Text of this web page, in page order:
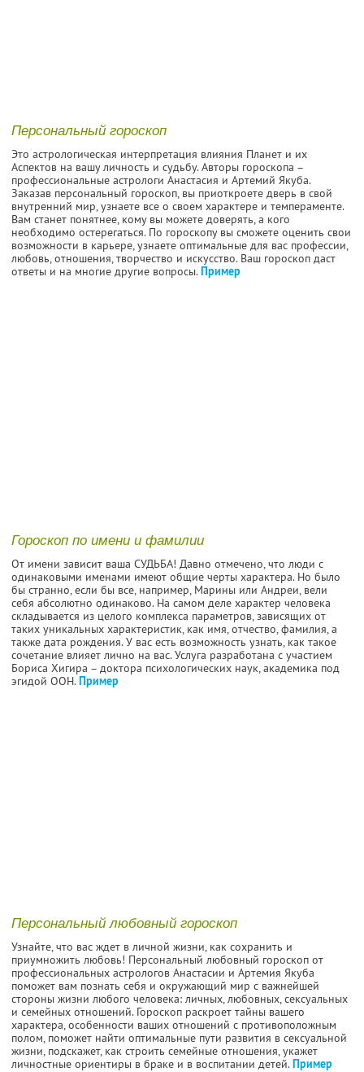
Персональный гороскоп
Это астрологическая интерпретация влияния Планет и их
Аспектов на вашу личность и судьбу. Авторы гороскопа –
профессиональные астрологи Анастасия и Артемий Якуба.
Заказав персональный гороскоп, вы приоткроете дверь в свой
внутренний мир, узнаете все о своем характере и темпераменте.
Вам станет понятнее, кому вы можете доверять, а кого
необходимо остерегаться. По гороскопу вы сможете оценить свои
возможности в карьере, узнаете оптимальные для вас профессии,
любовь, отношения, творчество и искусство. Ваш гороскоп даст
ответы и на многие другие вопросы.Пример
Гороскоп по имени и фамилии
От имени зависит ваша СУДЬБА! Давно отмечено, что люди с
одинаковыми именами имеют общие черты характера. Но было
бы странно, если бы все, например, Марины или Андреи, вели
себя абсолютно одинаково. На самом деле характер человека
складывается из целого комплекса параметров, зависящих от
таких уникальных характеристик, как имя, отчество, фамилия, а
также дата рождения. У вас есть возможность узнать, как такое
сочетание влияет лично на вас. Услуга разработана с участием
Бориса Хигира – доктора психологических наук, академика под
эгидой ООН.Пример
Персональный любовный гороскоп
Узнайте, что вас ждет в личной жизни, как сохранить и
приумножить любовь! Персональный любовный гороскоп от
профессиональных астрологов Анастасии и Артемия Якуба
поможет вам познать себя и окружающий мир с важнейшей
стороны жизни любого человека: личных, любовных, сексуальных
и семейных отношений. Гороскоп раскроет тайны вашего
характера, особенности ваших отношений с противоположным
полом, поможет найти оптимальные пути развития в сексуальной
жизни, подскажет, как строить семейные отношения, укажет
личностные ориентиры в браке и в воспитании детей.Пример